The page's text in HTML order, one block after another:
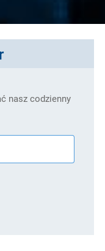
nasz codzienny